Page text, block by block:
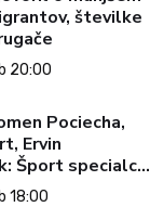
številke
20:00
Pociecha,
Ervin
Šport specialcev
6. 8. 2026)
18:00